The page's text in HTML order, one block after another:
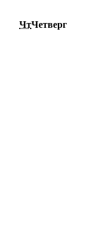
ЧтЧетверг